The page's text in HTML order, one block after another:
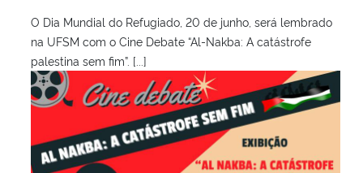
O Dia Mundial do Refugiado, 20 de junho, será lembrado
na UFSM com o Cine Debate “Al-Nakba: A catástrofe
palestina sem fim”. [...]